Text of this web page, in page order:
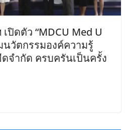
ดตัว “MDCU Med U
วัตกรรมองค์ความรู้
จำกัด ครบครันเป็นครั้ง